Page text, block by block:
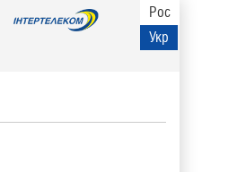
Рос
Укр